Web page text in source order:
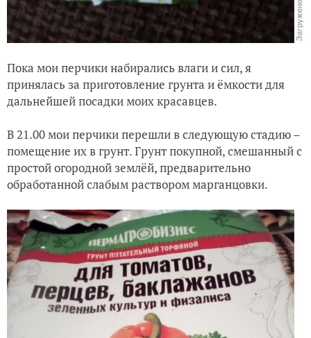
Пока мои перчики набирались влаги и сил, я
принялась за приготовление грунта и ёмкости для
дальнейшей посадки моих красавцев.
В 21.00 мои перчики перешли в следующую стадию –
помещение их в грунт. Грунт покупной, смешанный с
простой огородной землёй, предварительно
обработанной слабым раствором марганцовки.